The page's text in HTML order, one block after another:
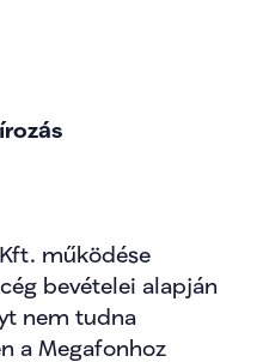
működése
bevételei alapján
nem tudna
a Megafonhoz